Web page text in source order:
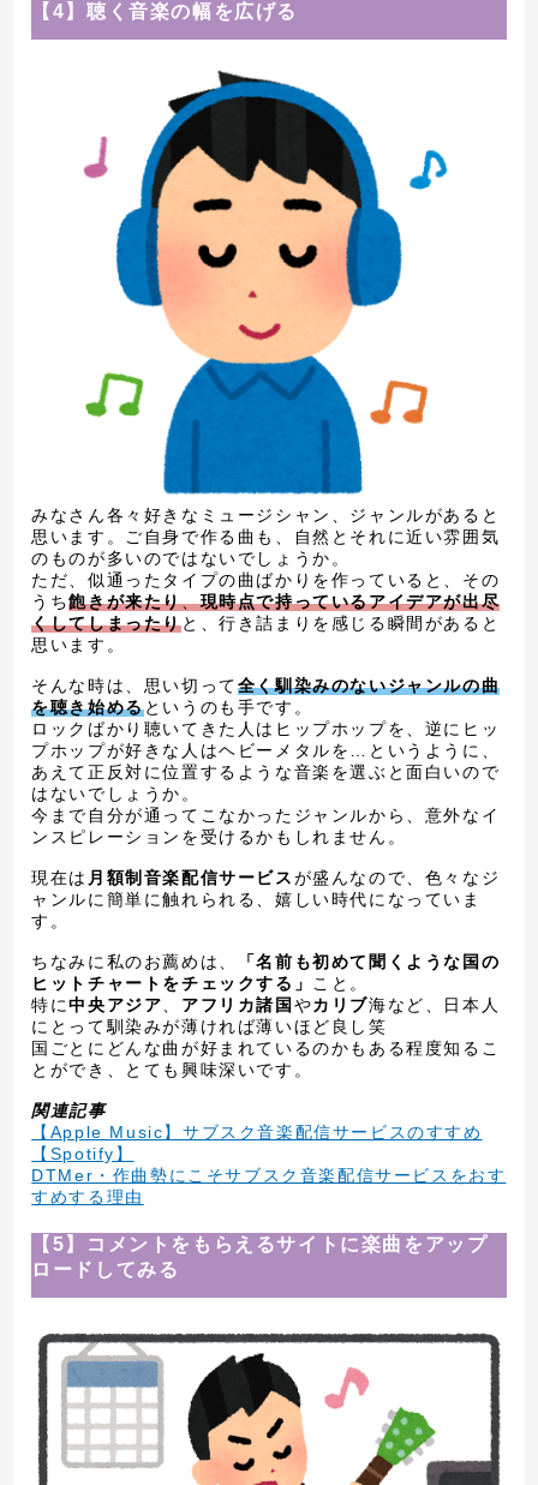
【4】聴く音楽の幅を広げる
みなさん各々好きなミュージシャン、ジャンルがあると
思います。ご自身で作る曲も、自然とそれに近い雰囲気
のものが多いのではないでしょうか。
ただ、似通ったタイプの曲ばかりを作っていると、その
うち飽きが来たり、現時点で持っているアイデアが出尽
くしてしまったりと、行き詰まりを感じる瞬間があると
思います。
そんな時は、思い切って全く馴染みのないジャンルの曲
を聴き始めるというのも手です。
ロックばかり聴いてきた人はヒップホップを、逆にヒッ
プホップが好きな人はヘビーメタルを…というように、
あえて正反対に位置するような音楽を選ぶと面白いので
はないでしょうか。
今まで自分が通ってこなかったジャンルから、意外なイ
ンスピレーションを受けるかもしれません。
現在は 月額制音楽配信サービスが盛んなので、色々なジ
ャンルに簡単に触れられる、嬉しい時代になっていま
す。
ちなみに私のお薦めは、
「名前も初めて聞くような国の
ヒットチャートをチェックする」 こと。
特に中央アジア、 アフリカ諸国 やカリブ海など、日本人
にとって馴染みが薄ければ薄いほど良し笑
国ごとにどんな曲が好まれているのかもある程度知るこ
とができ、とても興味深いです。
関連記事
【Apple Music】サブスク音楽配信サービスのすすめ
【Spotify】
DTMer・作曲勢にこそサブスク音楽配信サービスをおす
すめする理由
【5】コメントをもらえるサイトに楽曲をアップ
ロードしてみる